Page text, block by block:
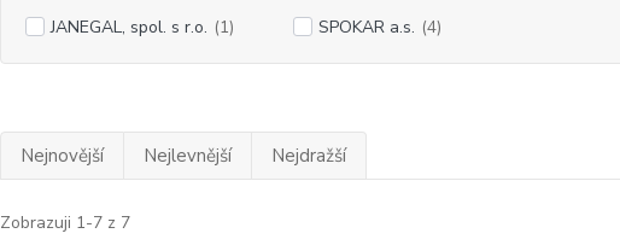
JANEGAL, spol. s r.o. (1) SPOKAR a.s. (4)
Nejnovější Nejlevnější Nejdražší
Zobrazuji 1-7 z 7